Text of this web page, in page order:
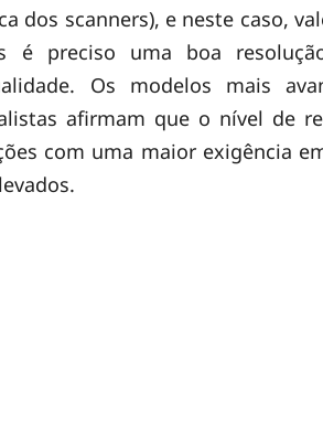
dos scanners), e neste caso,
é preciso uma boa
Os modelos mais
afirmam que o nível de
com uma maior exigência